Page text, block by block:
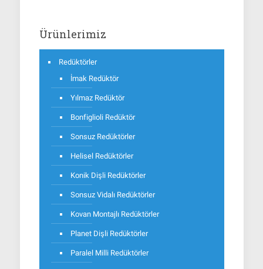
Ürünlerimiz
Redüktörler
İmak Redüktör
Yılmaz Redüktör
Bonfiglioli Redüktör
Sonsuz Redüktörler
Helisel Redüktörler
Konik Dişli Redüktörler
Sonsuz Vidalı Redüktörler
Kovan Montajlı Redüktörler
Planet Dişli Redüktörler
Paralel Milli Redüktörler